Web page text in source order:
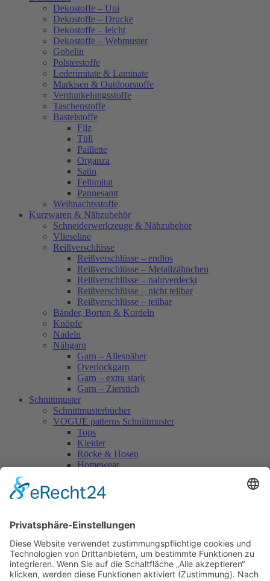
Dekostoffe – Uni
Dekostoffe – Drucke
Dekostoffe – leicht
Dekostoffe – Webmuster
Gobelin
Polsterstoffe
Lederimitate & Laminate
Markisen & Outdoorstoffe
Verdunkelungsstoffe
Taschenstoffe
Bastelstoffe
Filz
Tüll
Paillette
Organza
Satin
Fellimitat
Pannesamt
Weihnachtsstoffe
Kurzwaren & Nähzubehör
Schneiderwerkzeuge & Nähzubehör
Vlieseline
Reißverschlüsse
Reißverschlüsse – endlos
Reißverschlüsse – Metallzähnchen
Reißverschlüsse – nahtverdeckt
Reißverschlüsse – nicht teilbar
Reißverschlüsse – teilbar
Bänder, Borten & Kordeln
Knöpfe
Nadeln
Nähgarn
Garn – Allesnäher
Overlockgarn
Garn – extra stark
Garn – Zierstich
Schnittmuster
Schnittmusterbücher
VOGUE patterns Schnittmuster
Tops
Kleider
Röcke & Hosen
Homewear
Vogue Vintage
Herren
Accessoires
Einzelschnittmuster Burda
Tops
Kleider
Röcke & Hosen
Homewear